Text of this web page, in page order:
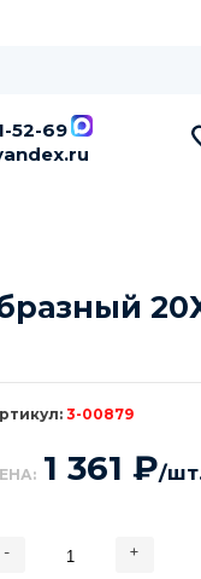
52-69
3-00879
1 361₽/
- +